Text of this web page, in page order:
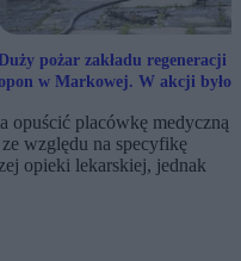
pożar zakładu regeneracji
w Markowej. W akcji było
opuścić placówkę medyczną
względu na specyfikę
opieki lekarskiej, jednak